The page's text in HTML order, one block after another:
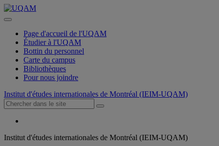
Page d'accueil de l'UQAM
Étudier à l'UQAM
Bottin du personnel
Carte du campus
Bibliothèques
Pour nous joindre
Institut d'études internationales de Montréal (IEIM-UQAM)
Institut d'études internationales de Montréal (IEIM-UQAM)